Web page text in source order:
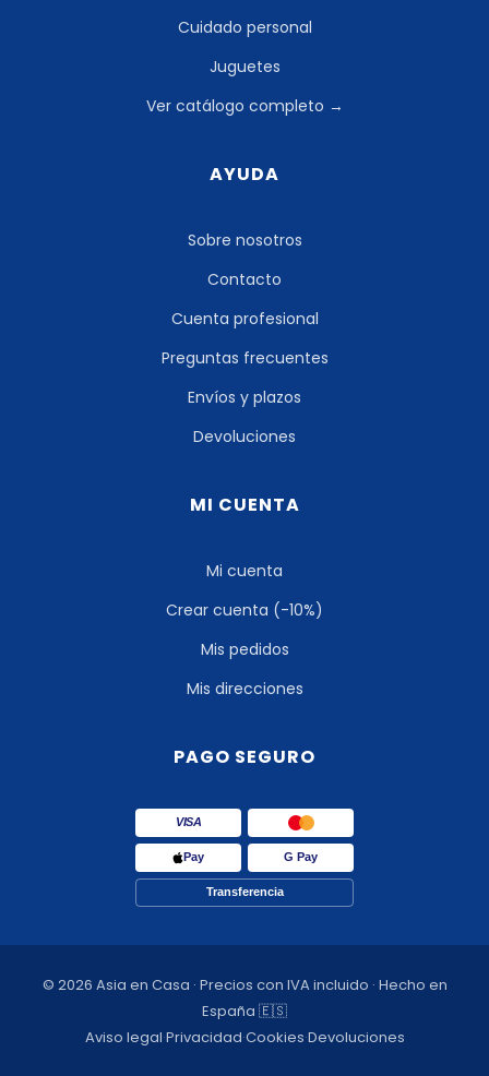
Cuidado personal
Juguetes
Ver catálogo completo →
AYUDA
Sobre nosotros
Contacto
Cuenta profesional
Preguntas frecuentes
Envíos y plazos
Devoluciones
MI CUENTA
Mi cuenta
Crear cuenta (-10%)
Mis pedidos
Mis direcciones
PAGO SEGURO
VISA
Pay G Pay
Transferencia
© 2026 Asia en Casa · Precios con IVA incluido · Hecho en
España 🇪🇸
Aviso legal·Privacidad·Cookies·Devoluciones